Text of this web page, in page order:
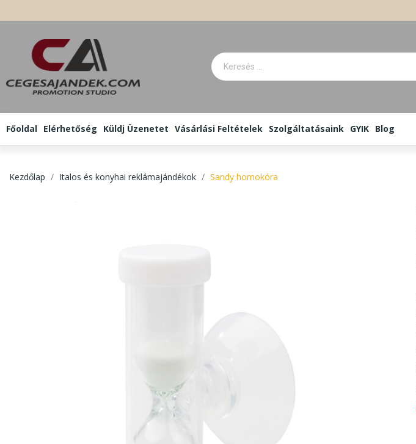
Főoldal Elérhetőség Küldj Üzenetet Vásárlási Feltételek Szolgáltatásaink GYIK Blog
Kezdőlap Italos és konyhai reklámajándékok Sandy homokóra